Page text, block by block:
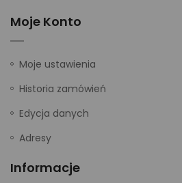
Moje Konto
Moje ustawienia
Historia zamówień
Edycja danych
Adresy
Informacje